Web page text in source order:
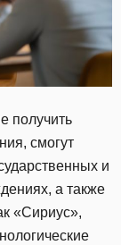
получить
смогут
и
а также
«Сириус»,